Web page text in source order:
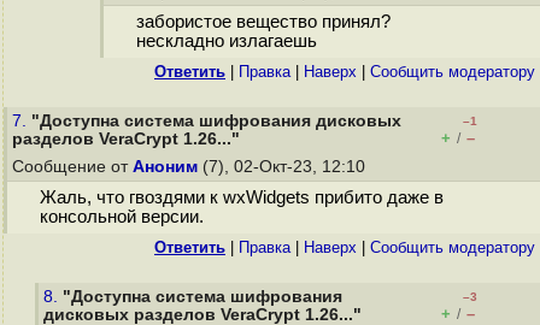
забористое вещество принял?
нескладно излагаешь
Ответить Правка| Наверх Cообщить модератору
7. "Доступна система шифрования дисковых
разделов VeraCrypt 1.26..."
–1
+ / –
Сообщение от Аноним (7), 02-Окт-23, 12:10
Жаль, что гвоздями к wxWidgets прибито даже в
консольной версии.
Ответить Правка| Наверх Cообщить модератору
8. "Доступна система шифрования
дисковых разделов VeraCrypt 1.26..."
–3
+ / –